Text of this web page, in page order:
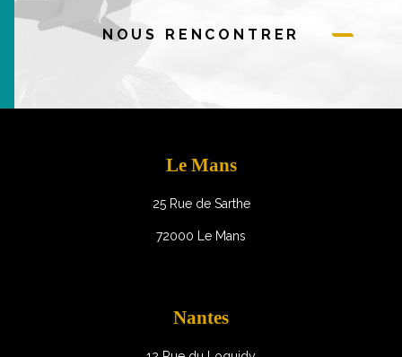
NOUS RENCONTRER
Le Mans
25 Rue de Sarthe
72000 Le Mans
Nantes